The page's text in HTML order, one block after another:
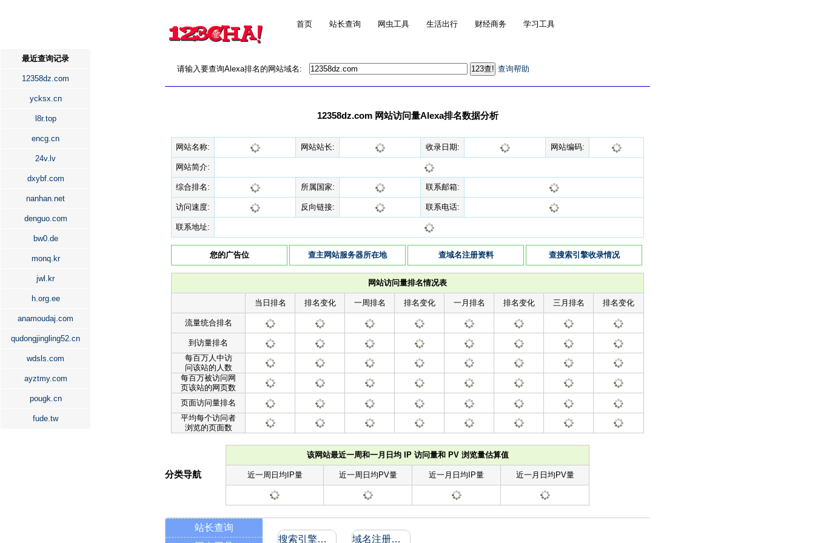
首页 站长查询 网虫工具 生活出行 财经商务 学习工具
最近查询记录
12358dz.com
ycksx.cn
l8r.top
encg.cn
24v.lv
dxybf.com
nanhan.net
denguo.com
bw0.de
monq.kr
jwl.kr
h.org.ee
anamoudaj.com
qudongjingling52.cn
wdsls.com
ayztmy.com
pougk.cn
fude.tw
请输入要查询Alexa排名的网站域名: 查询帮助
12358dz.com 网站访问量Alexa排名数据分析
网站名称: 网站站长: 收录日期: 网站编码:
网站简介:
综合排名: 所属国家: 联系邮箱:
访问速度: 反向链接: 联系电话:
联系地址:
您的广告位 查主网站服务器所在地 查域名注册资料 查搜索引擎收录情况
网站访问量排名情况表
当日排名 排名变化 一周排名 排名变化 一月排名 排名变化 三月排名 排名变化
流量统合排名
到访量排名
每百万人中访
问该站的人数
每百万被访问网
页该站的网页数
页面访问量排名
平均每个访问者
浏览的页面数
该网站最近一周和一月日均 IP 访问量和 PV 浏览量估算值
近一周日均IP量 近一周日均PV量 近一月日均IP量 近一月日均PV量
分类导航
站长查询
搜索引擎收录和反向链接 域名注册信息